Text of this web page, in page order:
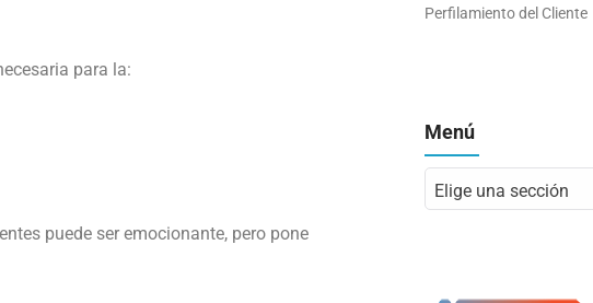
para la:
puede ser emocionante, pero pone
Perfilamiento del Cliente
Menú